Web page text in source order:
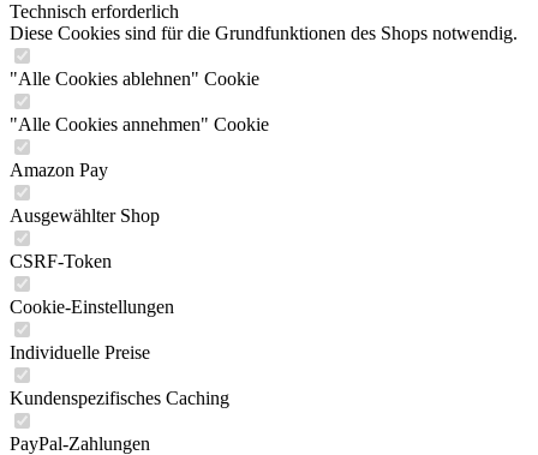
Technisch erforderlich
Diese Cookies sind für die Grundfunktionen des Shops notwendig.
"Alle Cookies ablehnen" Cookie
"Alle Cookies annehmen" Cookie
Amazon Pay
Ausgewählter Shop
CSRF-Token
Cookie-Einstellungen
Individuelle Preise
Kundenspezifisches Caching
PayPal-Zahlungen